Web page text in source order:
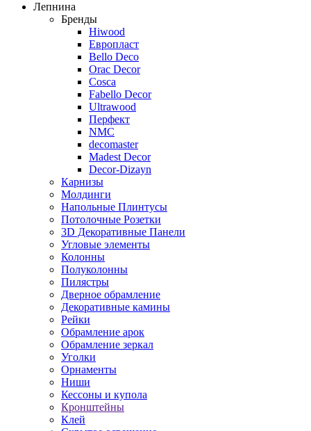
Лепнина
Бренды
Hiwood
Европласт
Bello Deco
Orac Decor
Cosca
Fabello Decor
Ultrawood
Перфект
NMC
decomaster
Madest Decor
Decor-Dizayn
Карнизы
Молдинги
Напольные Плинтусы
Потолочные Розетки
3D Декоративные Панели
Угловые элементы
Колонны
Полуколонны
Пилястры
Дверное обрамление
Декоративные камины
Рейки
Обрамление арок
Обрамление зеркал
Уголки
Орнаменты
Ниши
Кессоны и купола
Кронштейны
Клей